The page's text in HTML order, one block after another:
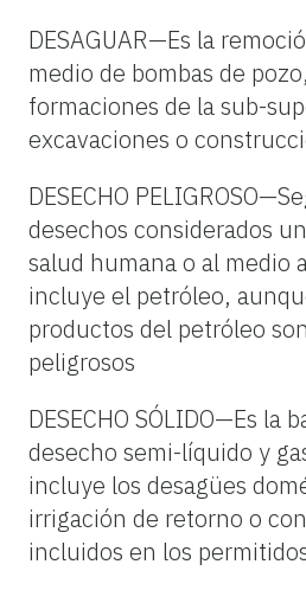
DESAGUAR—Es la
medio de bombas de
formaciones de la sub-
excavaciones o
DESECHO
desechos considerados
salud humana o al medio
incluye el petróleo,
productos del petróleo
peligrosos
DESECHO SÓLIDO—Es la
desecho semi-líquido y
incluye los desagües
irrigación de retorno o
incluidos en los